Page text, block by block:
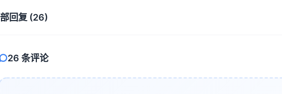
加密前，请确保：
认PHP版本与SourceGuardian兼容
测试环境与生产环境配置一致
回复 (26)
26 条评论